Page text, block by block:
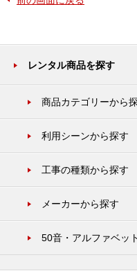
レンタル商品を探す
商品カテゴリーから
利用シーンから探す
工事の種類から探す
メーカーから探す
50音・アルファベッ